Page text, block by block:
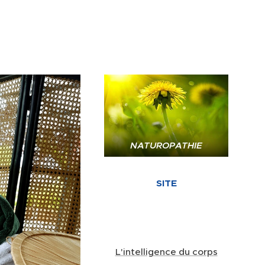
NATUROPATHIE
SITE
L'intelligence du corps